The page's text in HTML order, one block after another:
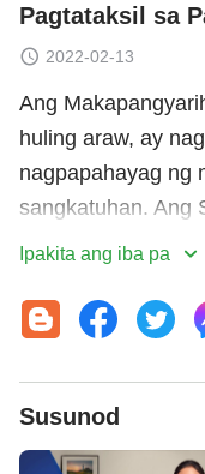
Pagtataksil sa
2022-02-13
Ang
huling araw, ay
nagpapahayag ng
sangkatuhan. Ang
Katawang-tao na
Kanluran tulad ng
niyayanig ang
paraming tao
denominasyon na
nabasa na ang
Ipakita ang iba pa
Susunod